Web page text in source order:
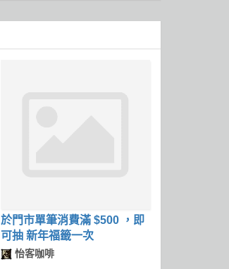
於門市單筆消費滿 $500 ，即
可抽 新年福籤一次
怡客咖啡